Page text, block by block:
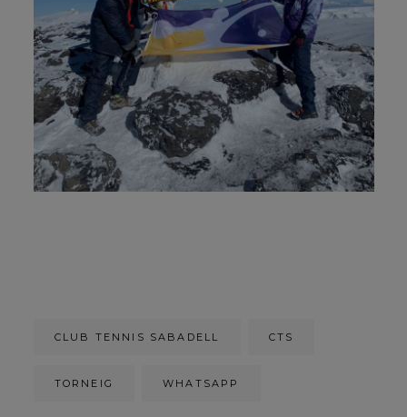
CLUB TENNIS SABADELL CTS
TORNEIG WHATSAPP